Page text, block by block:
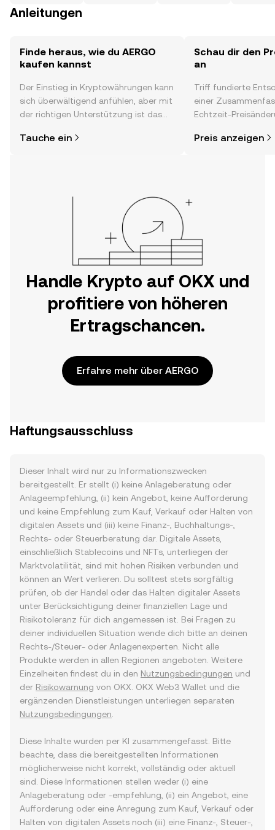
Anleitungen
Finde heraus, wie du AERGO
kaufen kannst
Der Einstieg in Kryptowährungen kann
sich überwältigend anfühlen, aber mit
der richtigen Unterstützung ist das
direkt in der OKX-App oder hier im
Tauche ein
Schau dir den
an
Triff fundierte
einer
Echtzeit-
Neuigkeiten und
Preis anzeigen
Handle Krypto auf OKX und
profitiere von höheren
Ertragschancen.
Erfahre mehr über AERGO
Haftungsausschluss
Dieser Inhalt wird nur zu Informationszwecken
bereitgestellt. Er stellt (i) keine Anlageberatung oder
Anlageempfehlung, (ii) kein Angebot, keine Aufforderung
und keine Empfehlung zum Kauf, Verkauf oder Halten von
digitalen Assets und (iii) keine Finanz-, Buchhaltungs-,
Rechts- oder Steuerberatung dar. Digitale Assets,
einschließlich Stablecoins und NFTs, unterliegen der
Marktvolatilität, sind mit hohen Risiken verbunden und
können an Wert verlieren. Du solltest stets sorgfältig
prüfen, ob der Handel oder das Halten digitaler Assets
unter Berücksichtigung deiner finanziellen Lage und
Risikotoleranz für dich angemessen ist. Bei Fragen zu
deiner individuellen Situation wende dich bitte an deinen
Rechts-/Steuer- oder Anlagenexperten. Nicht alle
Produkte werden in allen Regionen angeboten. Weitere
Einzelheiten findest du in den Nutzungsbedingungen und
der Risikowarnung von OKX. OKX Web3 Wallet und die
ergänzenden Dienstleistungen unterliegen separaten
Nutzungsbedingungen
Diese Inhalte wurden per KI zusammengefasst. Bitte
beachte, dass die bereitgestellten Informationen
möglicherweise nicht korrekt, vollständig oder aktuell
sind. Diese Informationen stellen weder (i) eine
Anlageberatung oder -empfehlung, (ii) ein Angebot, eine
Aufforderung oder eine Anregung zum Kauf, Verkauf oder
Halten von digitalen Assets noch (iii) eine Finanz-, Steuer-,